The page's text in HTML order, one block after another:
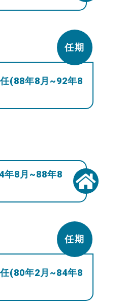
任期
(88年8月~92年8
年8月~88年8
任期
(80年2月~84年8